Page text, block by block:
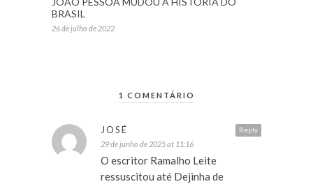
BRASIL
26 de julho de 2022
1 COMENTÁRIO
Reply
JOSÉ
29 de junho de 2025 at 11:16
O escritor Ramalho Leite
ressuscitou até Dejinha de